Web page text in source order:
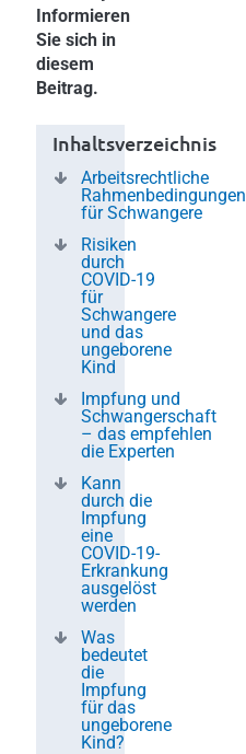
Informieren
Sie sich in
diesem
Beitrag.
Inhaltsverzeichnis
Arbeitsrechtliche
Rahmenbedingungen
für Schwangere
Risiken
durch
COVID-19
für
Schwangere
und das
ungeborene
Kind
Impfung und
Schwangerschaft
– das empfehlen
die Experten
Kann
durch die
Impfung
eine
COVID-19-
Erkrankung
ausgelöst
werden
Was
bedeutet
die
Impfung
für das
ungeborene
Kind?